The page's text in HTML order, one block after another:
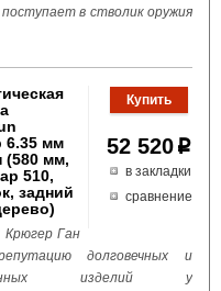
в стволик оружия
52 520 p
в закладки
сравнение
6.35 мм
(580 мм,
510,
задний
Крюгер Ган
долговечных и
изделий у